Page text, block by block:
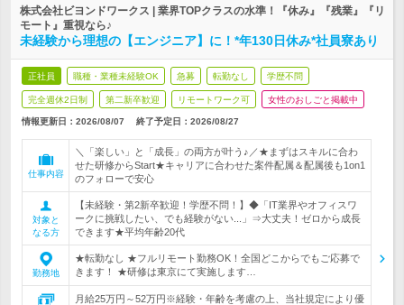
株式会社ビヨンドワークス | 業界TOPクラスの水準！『休み』『残業』『リ
モート』重視なら♪
未経験から理想の【エンジニア】に！*年130日休み*社員寮あり
正社員 職種・業種未経験OK 急募 転勤なし 学歴不問
完全週休2日制 第二新卒歓迎 リモートワーク可 女性のおしごと掲載中
情報更新日：2026/08/07 終了予定日： 2026/08/27
仕事内容
＼「楽しい」と「成長」の両方が叶う♪／★まずはスキルに合わ
せた研修からStart★キャリアに合わせた案件配属＆配属後も1on1
のフォローで安心
対象と
なる方
【未経験・第2新卒歓迎！学歴不問！】◆「IT業界やオフィスワ
ークに挑戦したい、でも経験がない...」⇒大丈夫！ゼロから成長
できます★平均年齢20代
勤務地
★転勤なし ★フルリモート勤務OK！全国どこからでもご応募で
きます！ ★研修は東京にて実施します…
月給25万円～52万円※経験・年齢を考慮の上、当社規定により優